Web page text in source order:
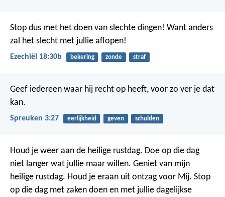
Stop dus met het doen van slechte dingen! Want anders
zal het slecht met jullie aflopen!
Ezechiël 18:30b bekering zonde straf
Geef iedereen waar hij recht op heeft, voor zo ver je dat
kan.
Spreuken 3:27 eerlijkheid geven schulden
Houd je weer aan de heilige rustdag. Doe op die dag
niet langer wat jullie maar willen. Geniet van mijn
heilige rustdag. Houd je eraan uit ontzag voor Mij. Stop
op die dag met zaken doen en met jullie dagelijkse